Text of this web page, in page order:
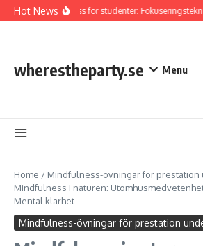
Skip to content
Hot News
Mindfulness för studenter:
wherestheparty.se Menu
Home / Mindfulness-övningar för prestation
Mindfulness i naturen:
Mental klarhet
Mindfulness-övningar för prestation